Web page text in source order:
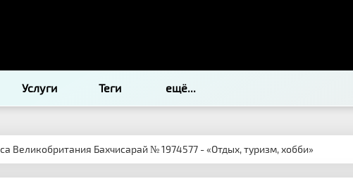
Услуги Теги ещё...
Великобритания Бахчисарай № 1974577 - «Отдых, туризм, хобби»